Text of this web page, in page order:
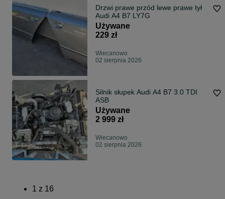
Drzwi prawe przód lewe prawe tył
Audi A4 B7 LY7G
Używane
229 zł
Wiecanowo
02 sierpnia 2026
Silnik słupek Audi A4 B7 3.0 TDI
ASB
Używane
2 999 zł
Wiecanowo
02 sierpnia 2026
1 z 16